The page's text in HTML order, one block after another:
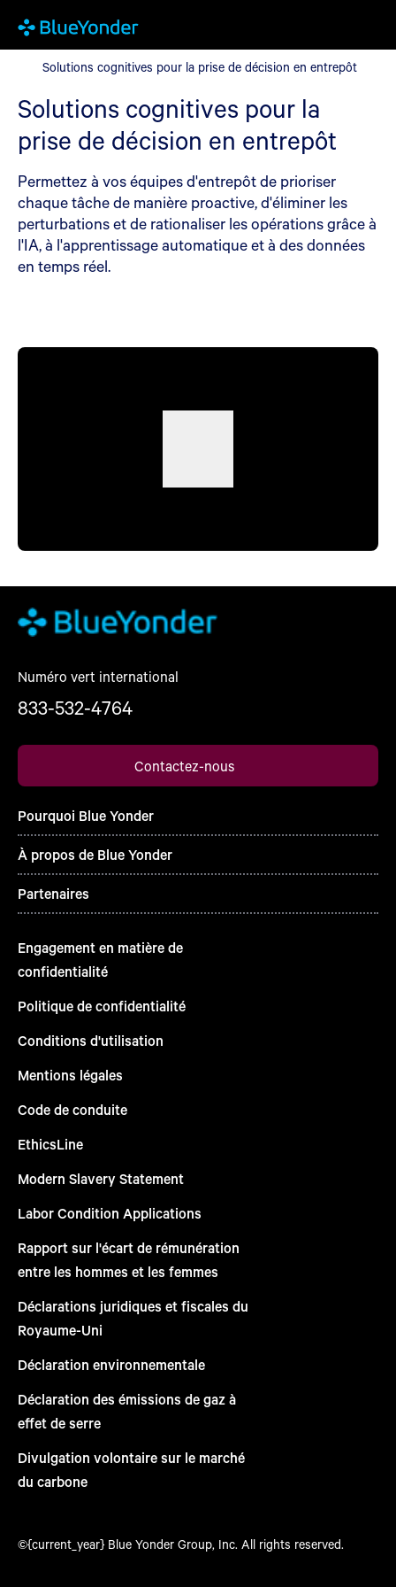
Solutions cognitives pour la prise de décision en entrepôt
Solutions cognitives pour la prise de décision en entrepôt
Solutions cognitives pour la
prise de décision en entrepôt
Permettez à vos équipes d'entrepôt de prioriser
chaque tâche de manière proactive, d'éliminer les
perturbations et de rationaliser les opérations grâce à
l'IA, à l'apprentissage automatique et à des données
en temps réel.
Numéro vert international
833-532-4764
Contactez-nous
Pourquoi Blue Yonder
À propos de Blue Yonder
Partenaires
Engagement en matière de
confidentialité
Politique de confidentialité
Conditions d'utilisation
Mentions légales
Code de conduite
EthicsLine
Modern Slavery Statement
Labor Condition Applications
Rapport sur l'écart de rémunération
entre les hommes et les femmes
Déclarations juridiques et fiscales du
Royaume-Uni
Déclaration environnementale
Déclaration des émissions de gaz à
effet de serre
Divulgation volontaire sur le marché
du carbone
©{current_year} Blue Yonder Group, Inc. All rights reserved.